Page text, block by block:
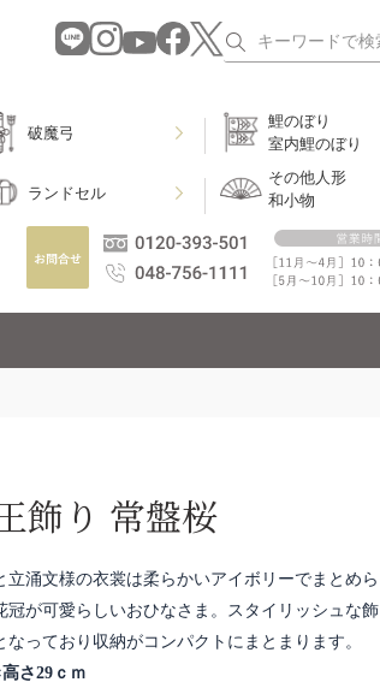
破魔弓
鯉のぼり
室内鯉のぼり
ランドセル
その他人形
和小物
飾り 常盤桜
立涌文様の衣裳は柔らかいアイボリーでまとめら
冠が可愛らしいおひなさま。スタイリッシュな飾
なっており収納がコンパクトにまとまります。
さ29ｃｍ